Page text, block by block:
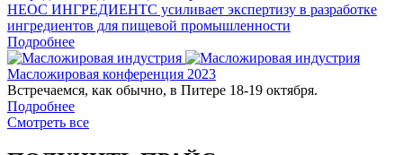
НЕОС ИНГРЕДИЕНТС усиливает экспертизу в разработке
ингредиентов для пищевой промышленности
Подробнее
Масложировая конференция 2023
Встречаемся, как обычно, в Питере 18-19 октября.
Подробнее
Смотреть все